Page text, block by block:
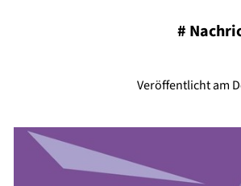
#
Veröffentlicht am